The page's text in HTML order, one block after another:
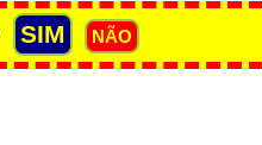
SIM NÃO